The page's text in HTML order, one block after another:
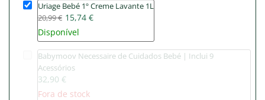
Uriage Bebé 1º Creme Lavante 1L
20,99 € 15,74 €
Disponível
Babymoov Necessaire de Cuidados Bebé | Inclui 9
Acessórios
32,90 €
Fora de stock